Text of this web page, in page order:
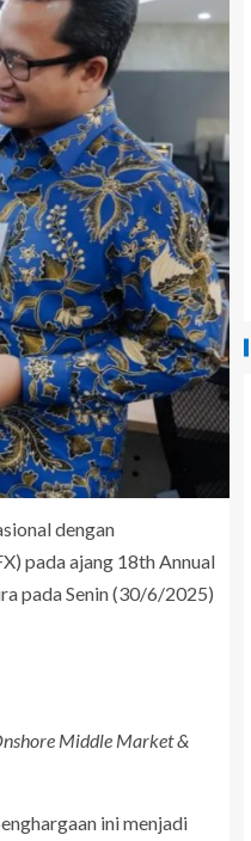
dengan
pada ajang 18th Annual
pada Senin (30/6/2025)
Middle Market &
ini menjadi